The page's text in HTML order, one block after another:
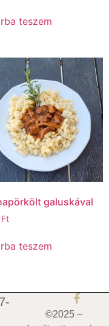
teszem
galuskával
Ft
teszem
©2025 –